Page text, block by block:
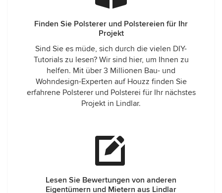
Finden Sie Polsterer und Polstereien für Ihr
Projekt
Sind Sie es müde, sich durch die vielen DIY-
Tutorials zu lesen? Wir sind hier, um Ihnen zu
helfen. Mit über 3 Millionen Bau- und
Wohndesign-Experten auf Houzz finden Sie
erfahrene Polsterer und Polsterei für Ihr nächstes
Projekt in Lindlar.
Lesen Sie Bewertungen von anderen
Eigentümern und Mietern aus Lindlar